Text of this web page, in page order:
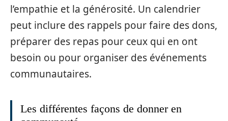
l’empathie et la générosité. Un calendrier
peut inclure des rappels pour faire des dons,
préparer des repas pour ceux qui en ont
besoin ou pour organiser des événements
communautaires.
Les différentes façons de donner en